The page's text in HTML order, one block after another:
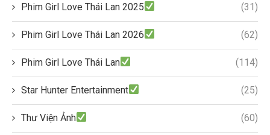
Phim Girl Love Thái Lan 2025 (31)
Phim Girl Love Thái Lan 2026 (62)
Phim Girl Love Thái Lan (114)
Star Hunter Entertainment (25)
Thư Viện Ảnh (60)